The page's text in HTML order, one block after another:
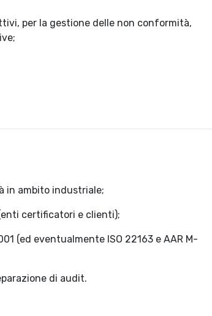
per la gestione delle non conformità,
in ambito industriale;
certificatori e clienti);
(ed eventualmente ISO 22163 e AAR M-
di audit.